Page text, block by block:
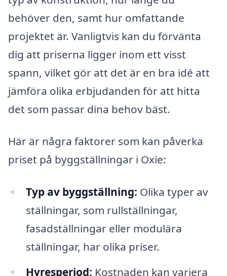
behöver den, samt hur omfattande
projektet är. Vanligtvis kan du förvänta
dig att priserna ligger inom ett visst
spann, vilket gör att det är en bra idé att
jämföra olika erbjudanden för att hitta
det som passar dina behov bäst.
Här är några faktorer som kan påverka
priset på byggställningar i Oxie:
Typ av byggställning: Olika typer av
ställningar, som rullställningar,
fasadställningar eller modulära
ställningar, har olika priser.
Hyresperiod: Kostnaden kan variera